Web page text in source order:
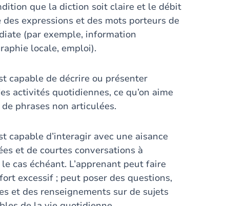
que la diction soit claire et le débit
expressions et des mots porteurs de
(par exemple, information
locale, emploi).
capable de décrire ou présenter
activités quotidiennes, ce qu’on aime
phrases non articulées.
capable d’interagir avec une aisance
et de courtes conversations à
cas échéant. L’apprenant peut faire
excessif ; peut poser des questions,
et des renseignements sur de sujets